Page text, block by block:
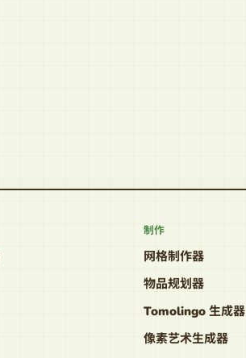
制作
网格制作器
物品规划器
Tomolingo 生成器
像素艺术生成器